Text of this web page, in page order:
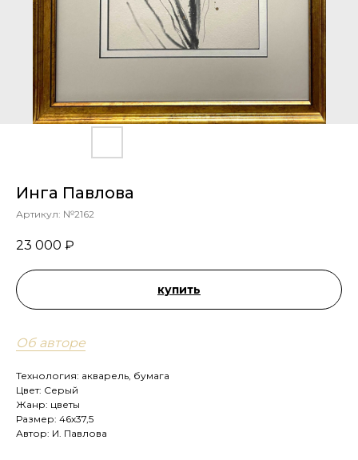
Инга Павлова
Артикул: №2162
23 000 ₽
купить
Об авторе
Технология: акварель, бумага
Цвет: Серый
Жанр: цветы
Размер: 46х37,5
Автор: И. Павлова